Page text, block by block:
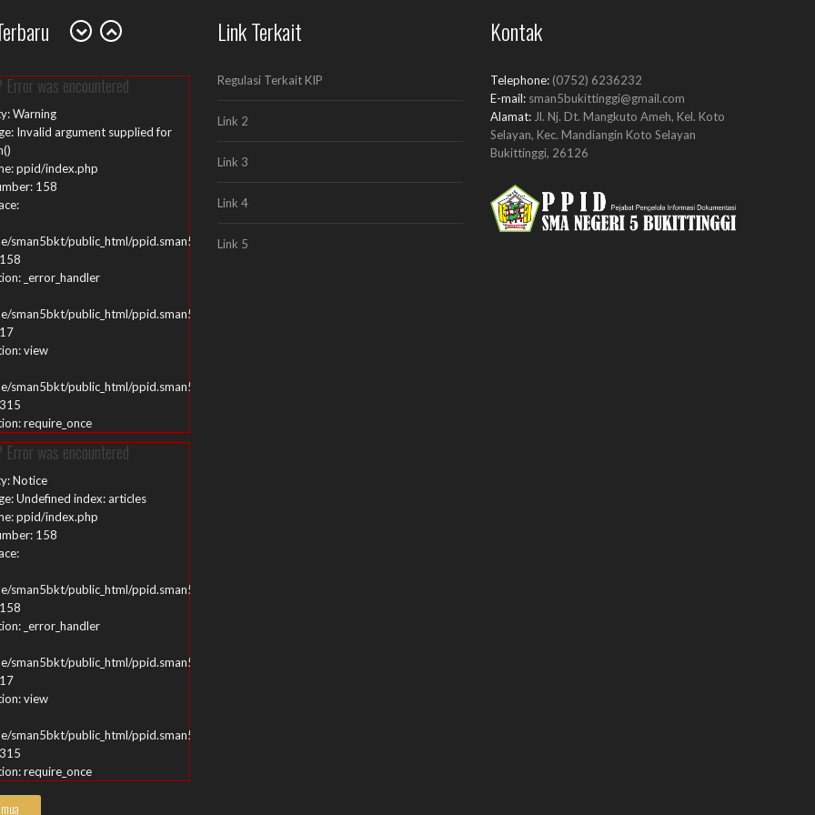
sman5bkt/public_html/ppid.sman5bukittinggi.sch.id/index.php
was encountered
Warning
Invalid argument supplied for
ppid/index.php
158
sman5bkt/public_html/ppid.sman5bukittinggi.sch.id/application/views/ppid/index.php
_error_handler
sman5bkt/public_html/ppid.sman5bukittinggi.sch.id/application/controllers/Ppid.php
view
sman5bkt/public_html/ppid.sman5bukittinggi.sch.id/index.php
require_once
was encountered
Notice
Undefined index: articles
ppid/index.php
158
sman5bkt/public_html/ppid.sman5bukittinggi.sch.id/application/views/ppid/index.php
_error_handler
sman5bkt/public_html/ppid.sman5bukittinggi.sch.id/application/controllers/Ppid.php
view
sman5bkt/public_html/ppid.sman5bukittinggi.sch.id/index.php
require_once
was encountered
Link Terkait
Regulasi Terkait KIP
Link 2
Link 3
Link 4
Link 5
Kontak
Telephone: (0752) 6236232
E-mail: sman5bukittinggi@gmail.com
Alamat: Jl. Nj. Dt. Mangkuto Ameh, Kel. Koto
Selayan, Kec. Mandiangin Koto Selayan
Bukittinggi, 26126